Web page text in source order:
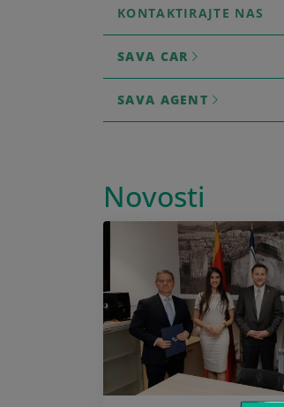
KONTAKTIRAJTE NAS
SAVA CAR
SAVA AGENT
Novosti